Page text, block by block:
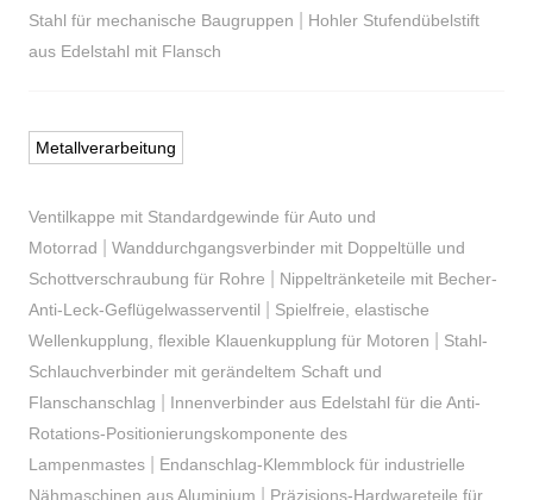
Stahl für mechanische Baugruppen
Hohler Stufendübelstift
aus Edelstahl mit Flansch
Metallverarbeitung
Ventilkappe mit Standardgewinde für Auto und
Motorrad
Wanddurchgangsverbinder mit Doppeltülle und
Schottverschraubung für Rohre
Nippeltränketeile mit Becher-
Anti-Leck-Geflügelwasserventil
Spielfreie, elastische
Wellenkupplung, flexible Klauenkupplung für Motoren
Stahl-
Schlauchverbinder mit gerändeltem Schaft und
Flanschanschlag
Innenverbinder aus Edelstahl für die Anti-
Rotations-Positionierungskomponente des
Lampenmastes| Endanschlag-Klemmblock für industrielle
Nähmaschinen aus Aluminium
Präzisions-Hardwareteile für